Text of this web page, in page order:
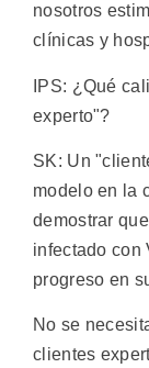
nosotros
clínicas y
IPS: ¿Qué
experto"?
SK: Un
modelo en la
demostrar
infectado con
progreso en
No se
clientes